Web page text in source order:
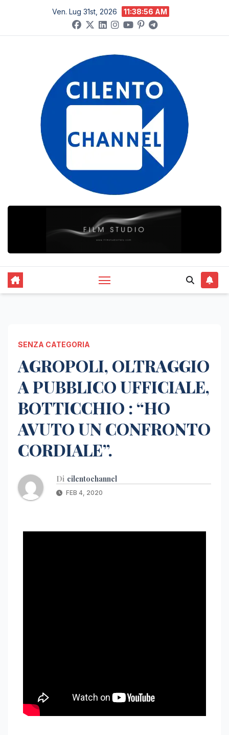
contenuto
Ven. Lug 31st, 2026 11:38:57 AM
SENZA CATEGORIA
AGROPOLI, OLTRAGGIO
A PUBBLICO UFFICIALE,
BOTTICCHIO : “HO
AVUTO UN CONFRONTO
CORDIALE”.
Di cilentochannel
FEB 4, 2020